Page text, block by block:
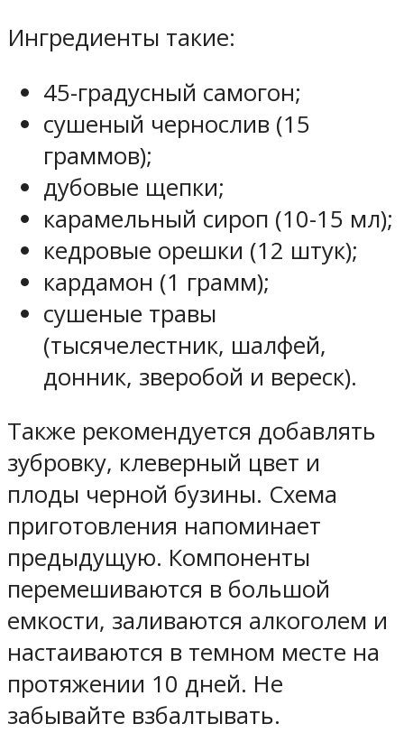
Ингредиенты такие:
45-градусный самогон;
сушеный чернослив (15
граммов);
дубовые щепки;
карамельный сироп (10-15 мл);
кедровые орешки (12 штук);
кардамон (1 грамм);
сушеные травы
(тысячелестник, шалфей,
донник, зверобой и вереск).
Также рекомендуется добавлять
зубровку, клеверный цвет и
плоды черной бузины. Схема
приготовления напоминает
предыдущую. Компоненты
перемешиваются в большой
емкости, заливаются алкоголем и
настаиваются в темном месте на
протяжении 10 дней. Не
забывайте взбалтывать.